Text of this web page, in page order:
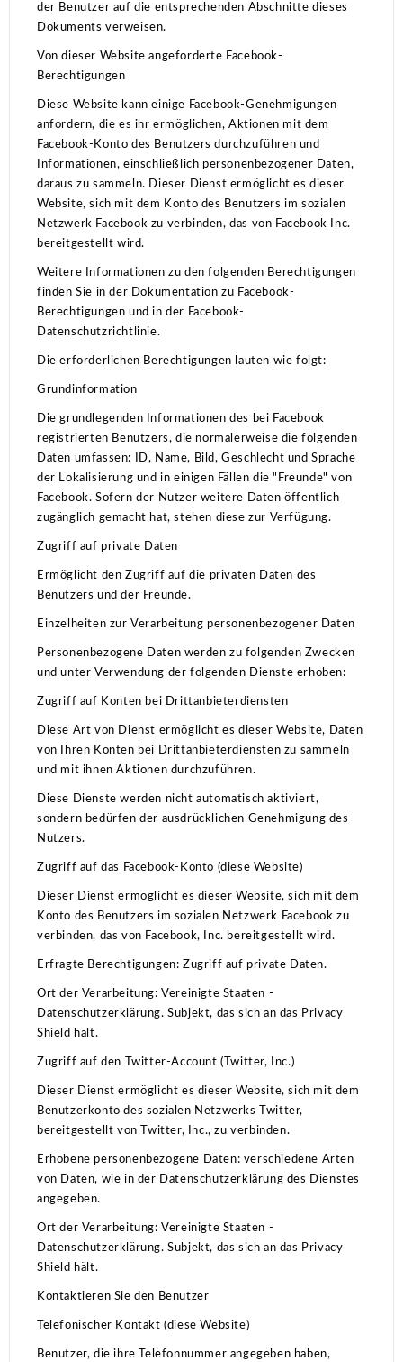
der Benutzer auf die entsprechenden Abschnitte dieses
Dokuments verweisen.
Von dieser Website angeforderte Facebook-
Berechtigungen
Diese Website kann einige Facebook-Genehmigungen
anfordern, die es ihr ermöglichen, Aktionen mit dem
Facebook-Konto des Benutzers durchzuführen und
Informationen, einschließlich personenbezogener Daten,
daraus zu sammeln. Dieser Dienst ermöglicht es dieser
Website, sich mit dem Konto des Benutzers im sozialen
Netzwerk Facebook zu verbinden, das von Facebook Inc.
bereitgestellt wird.
Weitere Informationen zu den folgenden Berechtigungen
finden Sie in der Dokumentation zu Facebook-
Berechtigungen und in der Facebook-
Datenschutzrichtlinie.
Die erforderlichen Berechtigungen lauten wie folgt:
Grundinformation
Die grundlegenden Informationen des bei Facebook
registrierten Benutzers, die normalerweise die folgenden
Daten umfassen: ID, Name, Bild, Geschlecht und Sprache
der Lokalisierung und in einigen Fällen die "Freunde" von
Facebook. Sofern der Nutzer weitere Daten öffentlich
zugänglich gemacht hat, stehen diese zur Verfügung.
Zugriff auf private Daten
Ermöglicht den Zugriff auf die privaten Daten des
Benutzers und der Freunde.
Einzelheiten zur Verarbeitung personenbezogener Daten
Personenbezogene Daten werden zu folgenden Zwecken
und unter Verwendung der folgenden Dienste erhoben:
Zugriff auf Konten bei Drittanbieterdiensten
Diese Art von Dienst ermöglicht es dieser Website, Daten
von Ihren Konten bei Drittanbieterdiensten zu sammeln
und mit ihnen Aktionen durchzuführen.
Diese Dienste werden nicht automatisch aktiviert,
sondern bedürfen der ausdrücklichen Genehmigung des
Nutzers.
Zugriff auf das Facebook-Konto (diese Website)
Dieser Dienst ermöglicht es dieser Website, sich mit dem
Konto des Benutzers im sozialen Netzwerk Facebook zu
verbinden, das von Facebook, Inc. bereitgestellt wird.
Erfragte Berechtigungen: Zugriff auf private Daten.
Ort der Verarbeitung: Vereinigte Staaten -
Datenschutzerklärung.Subjekt, das sich an das Privacy
Shield hält.
Zugriff auf den Twitter-Account (Twitter, Inc.)
Dieser Dienst ermöglicht es dieser Website, sich mit dem
Benutzerkonto des sozialen Netzwerks Twitter,
bereitgestellt von Twitter, Inc., zu verbinden.
Erhobene personenbezogene Daten: verschiedene Arten
von Daten, wie in der Datenschutzerklärung des Dienstes
angegeben.
Ort der Verarbeitung: Vereinigte Staaten -
Datenschutzerklärung.Subjekt, das sich an das Privacy
Shield hält.
Kontaktieren Sie den Benutzer
Telefonischer Kontakt (diese Website)
Benutzer, die ihre Telefonnummer angegeben haben,